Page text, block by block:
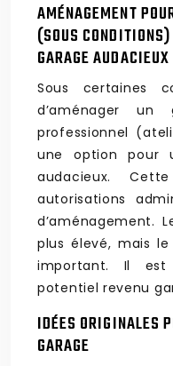
AMÉNAGEMENT
(SOUS
GARAGE AUDACIEUX
Sous certaines
d’aménager
professionnel
une option pour
audacieux.
autorisations
d’aménagement.
plus élevé, mais
important. Il est
potentiel revenu
IDÉES ORIGINALES
GARAGE